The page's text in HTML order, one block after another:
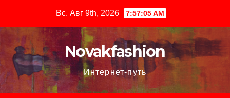
содержимому
Вс. Авг 9th, 2026 7:57:06 AM
Novakfashion
Интернет-путь